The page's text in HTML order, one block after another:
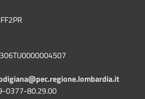
0377-80.29.00